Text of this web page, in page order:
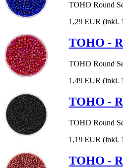
TOHO Round
1,29 EUR (inkl.
TOHO -
TOHO Round
1,49 EUR (inkl.
TOHO -
TOHO Round
1,19 EUR (inkl.
TOHO -